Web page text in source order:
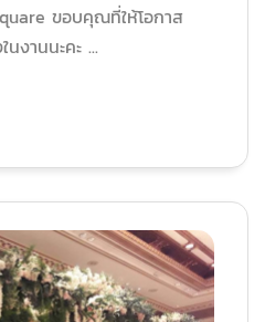
ขอบคุณที่ให้โอกาส
งานนะคะ ...